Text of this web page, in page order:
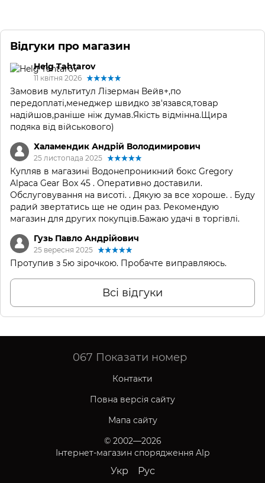
Відгуки про магазин
Helg Tahtarov
11 квітня 2026
Замовив мультитул Лізерман Вейв+,по
передоплаті,менеджер швидко зв'язався,товар
надійшов,раніше ніж думав.Якість відмінна.Щира
подяка від військового)
Халамендик Андрій Володимирович
25 листопада 2025
Купляв в магазині Водонепроникний бокс Gregory
Alpaca Gear Box 45 . Оперативно доставили.
Обслуговування на висоті. . Дякую за все хороше. . Буду
радий звертатись ще не один раз. Рекомендую
магазин для других покупців.Бажаю удачі в торгівлі.
Гузь Павло Андрійович
25 вересня 2025
Протупив з 5ю зірочкою. Пробачте виправляюсь.
Всі відгуки
067 Показати номер
Контакти
Повна версія сайту
Мапа сайту
© 2002—2026
Інтернет-магазин спорядження Alp
Укр Рус